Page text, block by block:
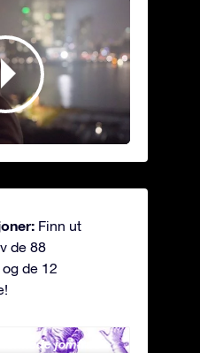
Finn ut
de 88
de 12
jomfrua